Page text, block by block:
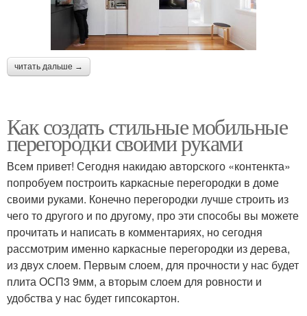
читать дальше →
Как создать стильные мобильные
перегородки своими руками
Всем привет! Сегодня накидаю авторского «контенкта»
попробуем построить каркасные перегородки в доме
своими руками. Конечно перегородки лучше строить из
чего то другого и по другому, про эти способы вы можете
прочитать и написать в комментариях, но сегодня
рассмотрим именно каркасные перегородки из дерева,
из двух слоем. Первым слоем, для прочности у нас будет
плита ОСП3 9мм, а вторым слоем для ровности и
удобства у нас будет гипсокартон.